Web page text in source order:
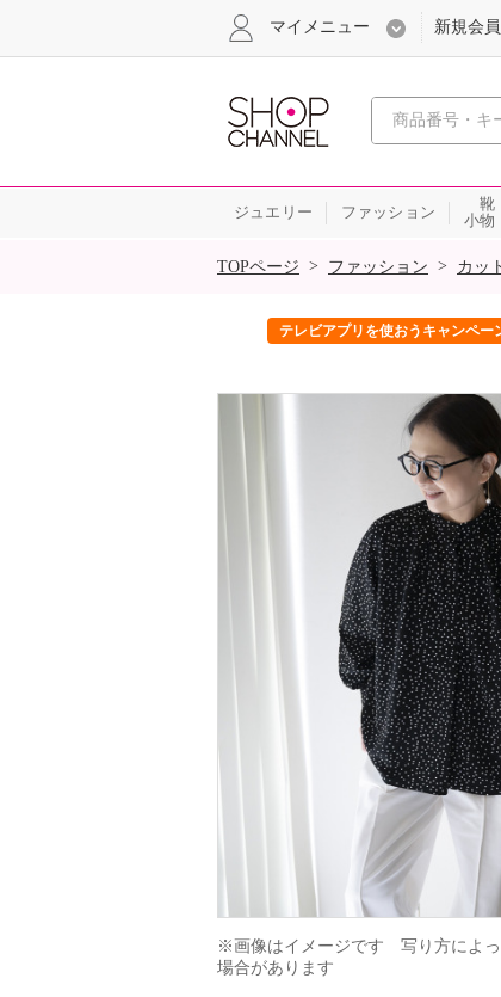
心おど
マイメニュー 新規会
ジュエリー ファッション
靴
小物
SALE
TOPページ > ファッション > カッ
テレビアプリを使おうキャンペー
※画像はイメージです　写り方によ
場合があります